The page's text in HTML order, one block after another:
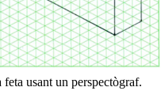
usant un perspectògraf.